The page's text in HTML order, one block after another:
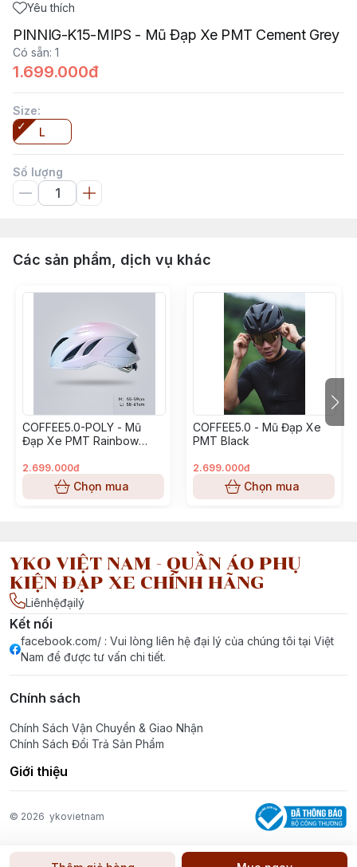
Yêu thích
PINNIG-K15-MIPS - Mũ Đạp Xe PMT Cement Grey
Có sẵn: 1
1.699.000đ
Size:
L
Số lượng
Các sản phẩm, dịch vụ khác
COFFEE5.0-POLY - Mũ
Đạp Xe PMT Rainbow
2.699.000đ
Chọn mua
COFFEE5.0 - Mũ Đạp Xe
PMT Black
2.699.000đ
Chọn mua
YKO VIỆT NAM - QUẦN ÁO PHỤ
KIỆN ĐẠP XE CHÍNH HÃNG
Liênhệđạilý
Kết nối
facebook.com/ : Vui lòng liên hệ đại lý của chúng tôi tại Việt
Nam để được tư vấn chi tiết.
Chính sách
Chính Sách Vận Chuyển & Giao Nhận
Chính Sách Đổi Trả Sản Phẩm
Giới thiệu
© 2026 ykovietnam